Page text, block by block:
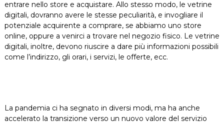
entrare nello store e acquistare. Allo stesso modo, le vetrine
digitali, dovranno avere le stesse peculiarità, e invogliare il
potenziale acquirente a comprare, se abbiamo uno store
online, oppure a venirci a trovare nel negozio fisico. Le vetrine
digitali, inoltre, devono riuscire a dare più informazioni possibili
come l’indirizzo, gli orari, i servizi, le offerte, ecc.
La pandemia ci ha segnato in diversi modi, ma ha anche
accelerato la transizione verso un nuovo valore del servizio